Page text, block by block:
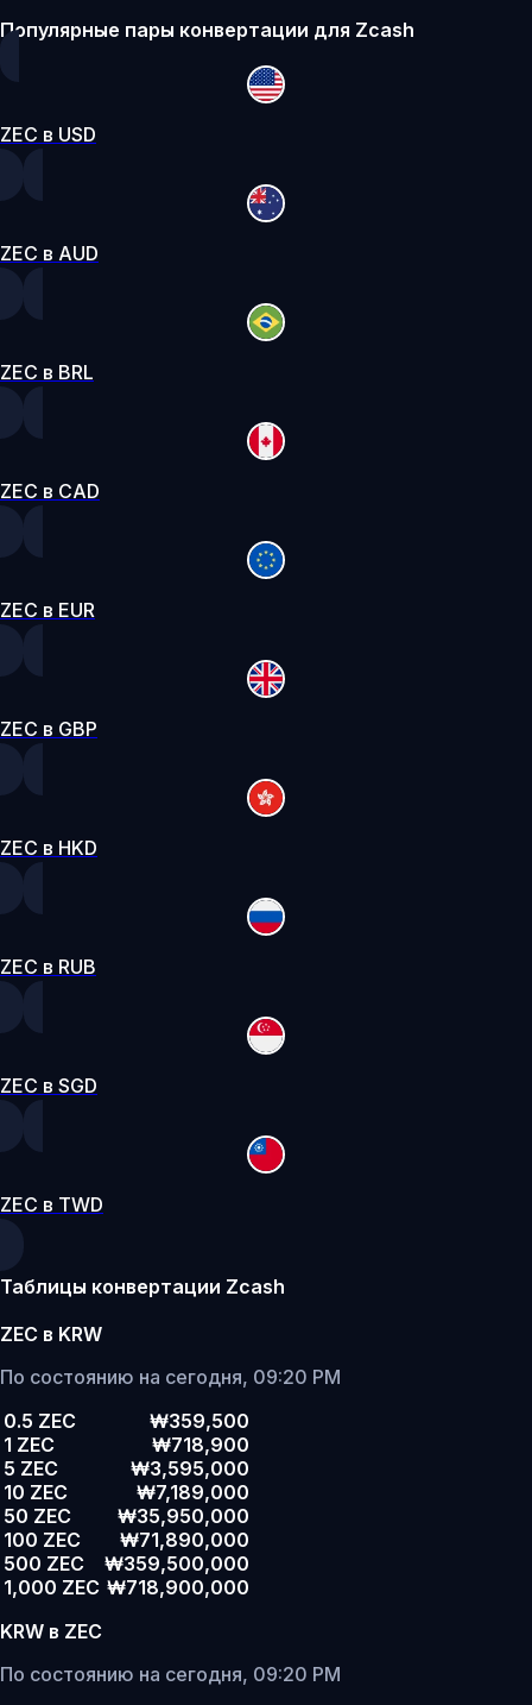
Популярные пары конвертации для Zcash
ZEC в USD
ZEC в AUD
ZEC в BRL
ZEC в CAD
ZEC в EUR
ZEC в GBP
ZEC в HKD
ZEC в RUB
ZEC в SGD
ZEC в TWD
Таблицы конвертации Zcash
ZEC в KRW
По состоянию на сегодня, 09:20 PM
0.5 ZEC
₩359,500
1 ZEC
₩718,900
5 ZEC
₩3,595,000
10 ZEC
₩7,189,000
50 ZEC
₩35,950,000
100 ZEC
₩71,890,000
500 ZEC
₩359,500,000
1,000 ZEC ₩718,900,000
KRW в ZEC
По состоянию на сегодня, 09:20 PM